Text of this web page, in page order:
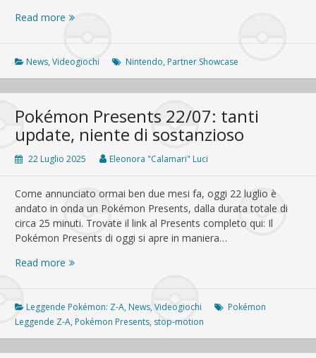
Read more Nintendo
Partner
Showcase
del
31/07:
chicche
e
novità
Enix
News,Videogiochi Nintendo, Partner Showcase
Pokémon Presents 22/07: tanti
update, niente di sostanzioso
22 Luglio 2025 Eleonora "Calamari" Luci
Come annunciato ormai ben due mesi fa, oggi 22 luglio è
andato in onda un Pokémon Presents, dalla durata totale di
circa 25 minuti. Trovate il link al Presents completo qui: Il
Pokémon Presents di oggi si apre in maniera…
Read more Pokémon
tanti
update,
niente
di
Leggende Pokémon: Z-A, News,Videogiochi
Pokémon
Leggende Z-A, Pokémon Presents, stop-motion